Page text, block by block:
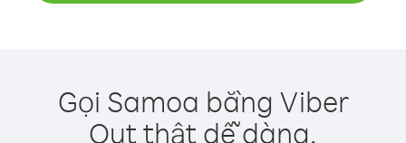
Gọi Samoa bằng Viber
Out thật dễ dàng.